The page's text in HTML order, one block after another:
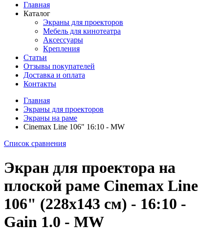
Главная
Каталог
Экраны для проекторов
Mебель для кинотеатра
Аксессуары
Крепления
Статьи
Отзывы покупателей
Доставка и оплата
Контакты
Главная
Экраны для проекторов
Экраны на раме
Cinemax Line 106" 16:10 - MW
Список сравнения
Экран для проектора на
плоской раме Cinemax Line
106" (228x143 см) - 16:10 -
Gain 1.0 - MW